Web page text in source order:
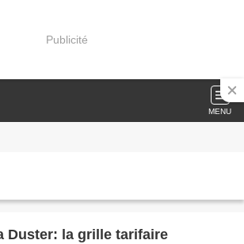
Publicité
MENU
Duster: la grille tarifaire